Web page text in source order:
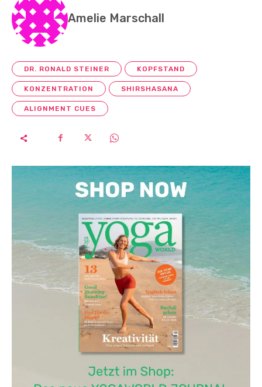
Amelie Marschall
DR. RONALD STEINER KOPFSTAND
KONZENTRATION SHIRSHASANA
ALIGNMENT CUES